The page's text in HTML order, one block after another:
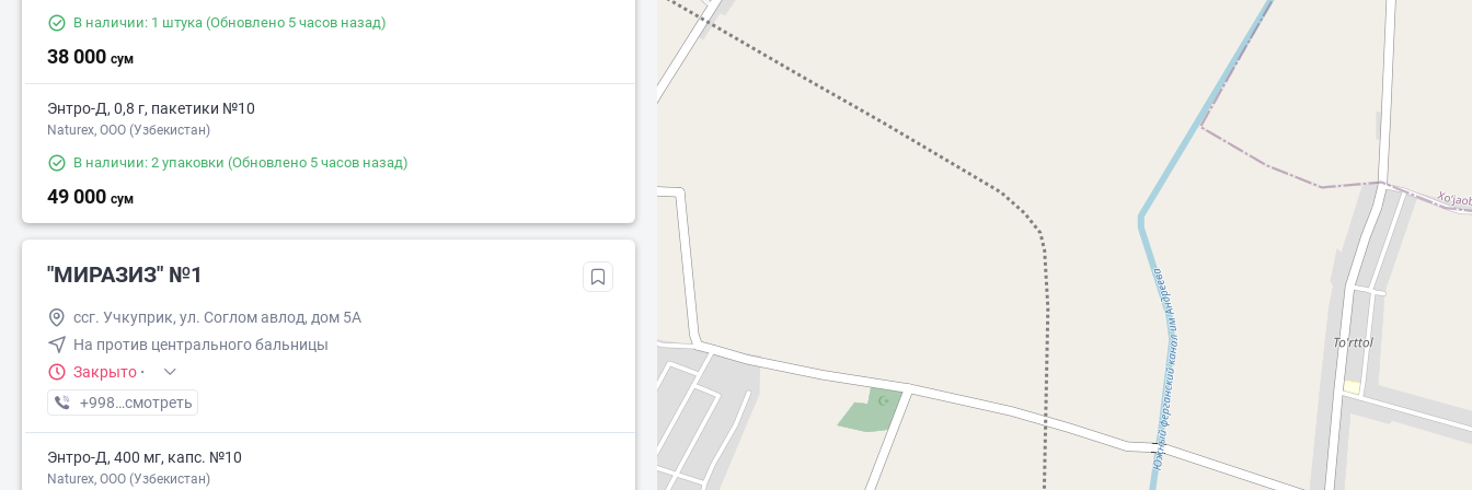
В наличии: 1 штука (Обновлено 5 часов назад)
38 000 сум
Энтро-Д, 0,8 г, пакетики №10
Naturex, OOO (Узбекистан)
В наличии: 2 упаковки (Обновлено 5 часов назад)
49 000 сум
"МИРАЗИЗ" №1
ссг. Учкуприк, ул. Соглом авлод, дом 5А
На против центрального бальницы
Закрыто ·
+998 (94) XXX-XX-XX
смотреть
Энтро-Д, 400 мг, капс. №10
Naturex, OOO (Узбекистан)